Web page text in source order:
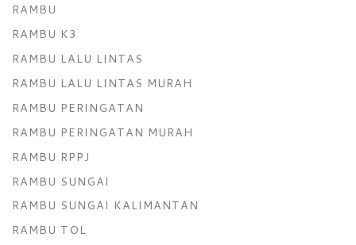
RAMBU
RAMBU K3
RAMBU LALU LINTAS
RAMBU LALU LINTAS MURAH
RAMBU PERINGATAN
RAMBU PERINGATAN MURAH
RAMBU RPPJ
RAMBU SUNGAI
RAMBU SUNGAI KALIMANTAN
RAMBU TOL